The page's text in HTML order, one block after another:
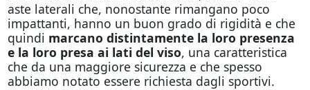
aste laterali che, nonostante rimangano poco
impattanti, hanno un buon grado di rigidità e che
quindi marcano distintamente la loro presenza
e la loro presa ai lati del viso, una caratteristica
che da una maggiore sicurezza e che spesso
abbiamo notato essere richiesta dagli sportivi.